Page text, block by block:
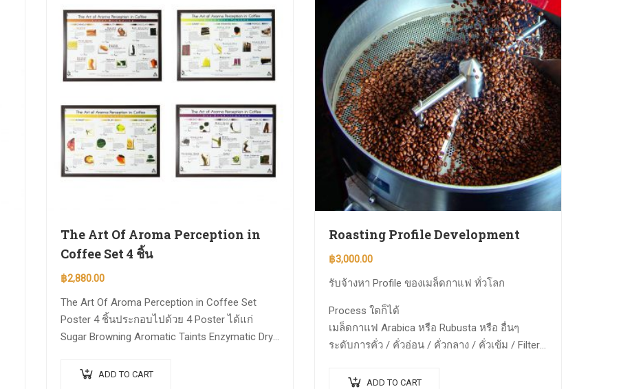
The Art Of Aroma Perception in
Coffee Set 4 ชิ้น
฿2,880.00
The Art Of Aroma Perception in Coffee Set
Poster 4 ชิ้นประกอบไปด้วย 4 Poster ได้แก่
Sugar Browning Aromatic Taints Enzymatic Dry
ดมกลิ่น 36 กลิ่น le nez du cafe aroma…
ADD TO CART
Roasting Profile Development
฿3,000.00
รับจ้างหา Profile ของเมล็ดกาแฟ ทั่วโลก
Process ใดก็ได้
เมล็ดกาแฟ Arabica หรือ Rubusta หรือ อื่นๆ
ระดับการคั่ว / คั่วอ่อน / คั่วกลาง / คั่วเข้ม / Filter /
ADD TO CART